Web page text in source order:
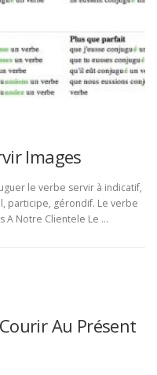
Images
le verbe servir à indicatif,
participe, gérondif. Le verbe
A Notre Clientele Le …
Au Présent